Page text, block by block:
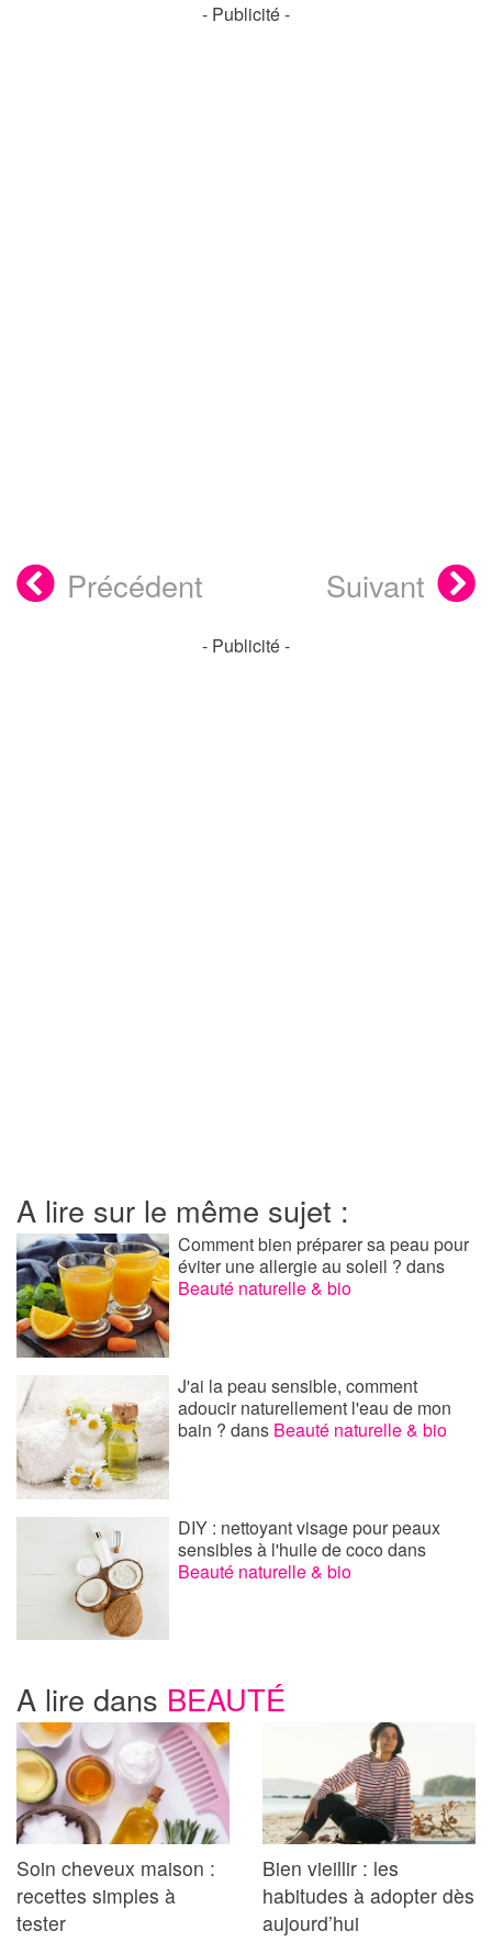
- Publicité -
Précédent Suivant
- Publicité -
A lire sur le même sujet :
Comment bien préparer sa peau pour
éviter une allergie au soleil ?dans
Beauté naturelle & bio
J'ai la peau sensible, comment
adoucir naturellement l'eau de mon
bain ?dans Beauté naturelle & bio
DIY : nettoyant visage pour peaux
sensibles à l'huile de cocodans
Beauté naturelle & bio
A lire dans BEAUTÉ
Soin cheveux maison :
recettes simples à
tester
Bien vieillir : les
habitudes à adopter dès
aujourd’hui